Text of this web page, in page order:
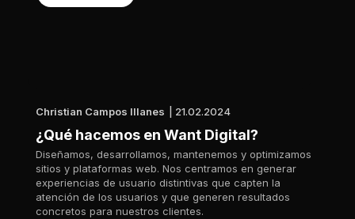
Christian Campos Illanes | 21.02.2024
¿Qué hacemos en Want Digital?
Diseñamos, desarrollamos, mantenemos y optimizamos
sitios y plataformas web. Nos centramos en generar
experiencias de usuario distintivas que capten la
atención de los usuarios y que generen resultados
concretos para nuestros clientes.